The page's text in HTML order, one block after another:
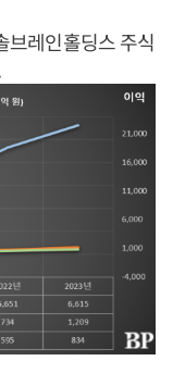
브레인홀딩스 주식